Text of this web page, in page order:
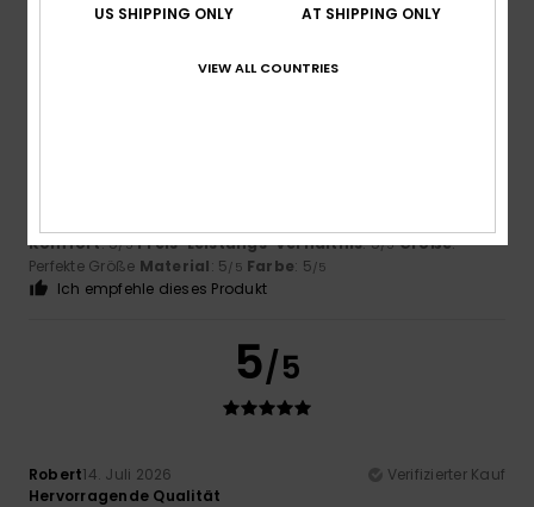
5/5
Komfort: 5/5 Preis-Leistungs-Verhältnis: 5/5 Größe:
Perfekte Größe Material: 5/5 Farbe: 5/5
Ich empfehle dieses Produkt
5/5
Robert14. Juli 2026
Verifizierter Kauf
Hervorragende Qualität
US SHIPPING ONLY AT SHIPPING ONLY
VIEW ALL COUNTRIES